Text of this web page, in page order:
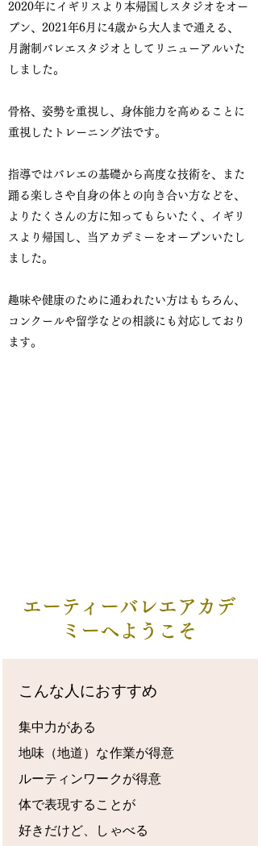
2020年にイギリスより本帰国しスタジオをオー
プン、2021年6月に4歳から大人まで通える、
月謝制バレエスタジオとしてリニューアルいた
しました。
骨格、姿勢を重視し、身体能力を高めることに
重視したトレーニング法です。
指導ではバレエの基礎から高度な技術を、また
踊る楽しさや自身の体との向き合い方などを、
よりたくさんの方に知ってもらいたく、イギリ
スより帰国し、当アカデミーをオープンいたし
ました。
趣味や健康のために通われたい方はもちろん、
コンクールや留学などの相談にも対応しており
ます。
エーティーバレエアカデ
ミーへようこそ
こんな人におすすめ
集中力がある
地味（地道）な作業が得意
ルーティンワークが得意
​体で表現することが
好きだけど、しゃべる